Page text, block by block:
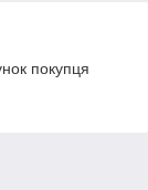
покупця